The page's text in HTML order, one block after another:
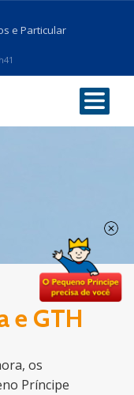
e Particular
e GTH
os
Príncipe